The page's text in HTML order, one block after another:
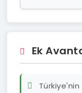
Ek